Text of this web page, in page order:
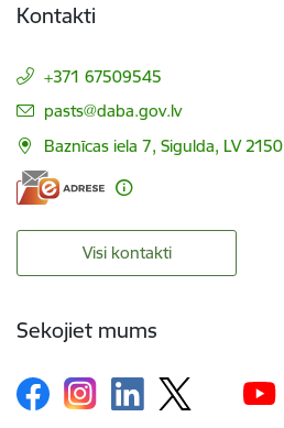
Kontakti
+371 67509545
E-pasts:
pasts@daba.gov.lv
Baznīcas iela 7, Sigulda, LV 2150
Visi kontakti
Sekojiet mums